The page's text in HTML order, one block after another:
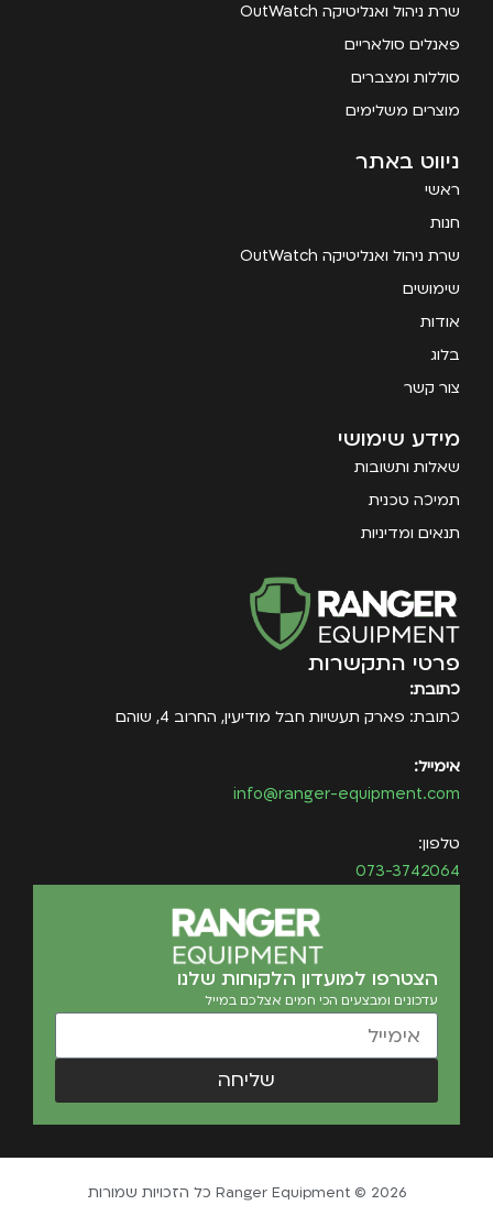
שרת ניהול ואנליטיקה OutWatch
פאנלים סולאריים
סוללות ומצברים
מוצרים משלימים
ניווט באתר
ראשי
חנות
שרת ניהול ואנליטיקה OutWatch
שימושים
אודות
בלוג
צור קשר
מידע שימושי
שאלות ותשובות
תמיכה טכנית
תנאים ומדיניות
פרטי התקשרות
כתובת:
כתובת: פארק תעשיות חבל מודיעין, החרוב 4, שוהם
אימייל:
info@ranger-equipment.com
טלפון:
073-3742064
הצטרפו למועדון הלקוחות שלנו
עדכונים ומבצעים הכי חמים אצלכם במייל
שליחה
Ranger Equipment © 2026 כל הזכויות שמורות